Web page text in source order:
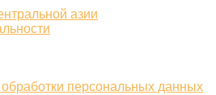
азии
персональных данных